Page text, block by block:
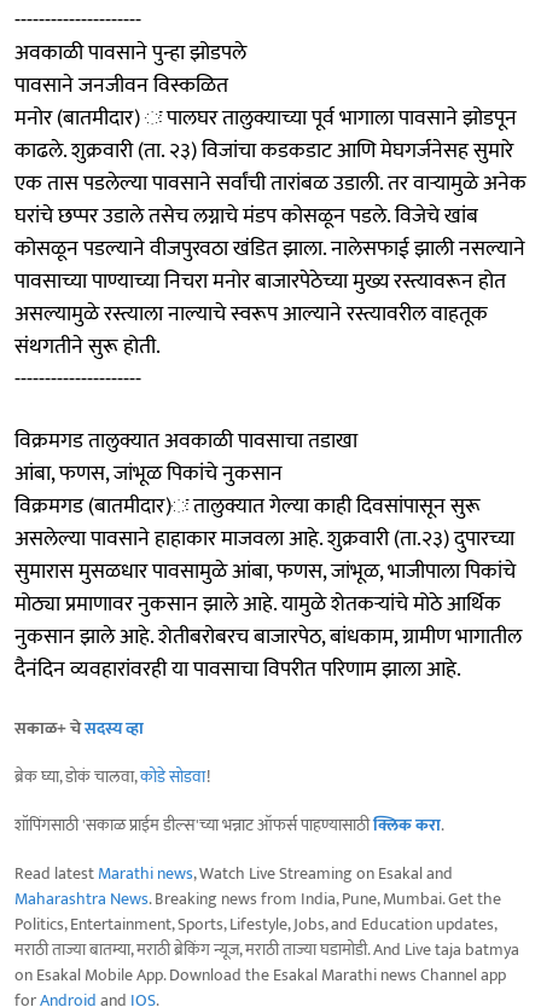
---------------------
अवकाळी पावसाने पुन्हा झोडपले
पावसाने जनजीवन विस्कळित
मनोर (बातमीदार) ः पालघर तालुक्याच्या पूर्व भागाला पावसाने झोडपून
काढले. शुक्रवारी (ता. २३) विजांचा कडकडाट आणि मेघगर्जनेसह सुमारे
एक तास पडलेल्या पावसाने सर्वांची तारांबळ उडाली. तर वाऱ्यामुळे अनेक
घरांचे छप्पर उडाले तसेच लग्नाचे मंडप कोसळून पडले. विजेचे खांब
कोसळून पडल्याने वीजपुरवठा खंडित झाला. नालेसफाई झाली नसल्याने
पावसाच्या पाण्याच्या निचरा मनोर बाजारपेठेच्या मुख्य रस्त्यावरून होत
असल्यामुळे रस्त्याला नाल्याचे स्वरूप आल्याने रस्त्यावरील वाहतूक
संथगतीने सुरू होती.
---------------------
विक्रमगड तालुक्यात अवकाळी पावसाचा तडाखा
आंबा, फणस, जांभूळ पिकांचे नुकसान
विक्रमगड (बातमीदार)ः तालुक्यात गेल्या काही दिवसांपासून सुरू
असलेल्या पावसाने हाहाकार माजवला आहे. शुक्रवारी (ता.२३) दुपारच्या
सुमारास मुसळधार पावसामुळे आंबा, फणस, जांभूळ, भाजीपाला पिकांचे
मोठ्या प्रमाणावर नुकसान झाले आहे. यामुळे शेतकऱ्यांचे मोठे आर्थिक
नुकसान झाले आहे. शेतीबरोबरच बाजारपेठ, बांधकाम, ग्रामीण भागातील
दैनंदिन व्यवहारांवरही या पावसाचा विपरीत परिणाम झाला आहे.
सकाळ+ चेसदस्य व्हा
ब्रेक घ्या, डोकं चालवा,कोडे सोडवा!
शॉपिंगसाठी 'सकाळ प्राईम डील्स'च्या भन्नाट ऑफर्स पाहण्यासाठीक्लिक करा.
Read latestMarathi news, Watch Live Streaming on Esakal and
Maharashtra News. Breaking news from India, Pune, Mumbai. Get the
Politics, Entertainment, Sports, Lifestyle, Jobs, and Education updates,
मराठी ताज्या बातम्या, मराठी ब्रेकिंग न्यूज, मराठी ताज्या घडामोडी. And Live taja batmya
on Esakal Mobile App. Download the Esakal Marathi news Channel app
forAndroidand IOS.